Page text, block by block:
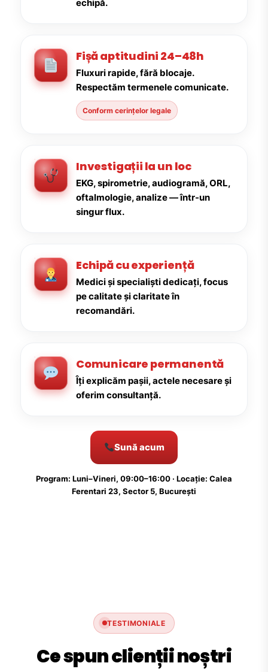
echipă.
Fișă aptitudini 24–48h
Fluxuri rapide, fără blocaje.
Respectăm termenele comunicate.
Conform cerințelor legale
Investigații la un loc
EKG, spirometrie, audiogramă, ORL,
oftalmologie, analize — într-un
singur flux.
Echipă cu experiență
Medici și specialiști dedicați, focus
pe calitate și claritate în
recomandări.
Comunicare permanentă
Îți explicăm pașii, actele necesare și
oferim consultanță.
Sună acum
Program: Luni–Vineri, 09:00–16:00 · Locație: Calea
Ferentari 23, Sector 5, București
TESTIMONIALE
Ce spun clienții noștri